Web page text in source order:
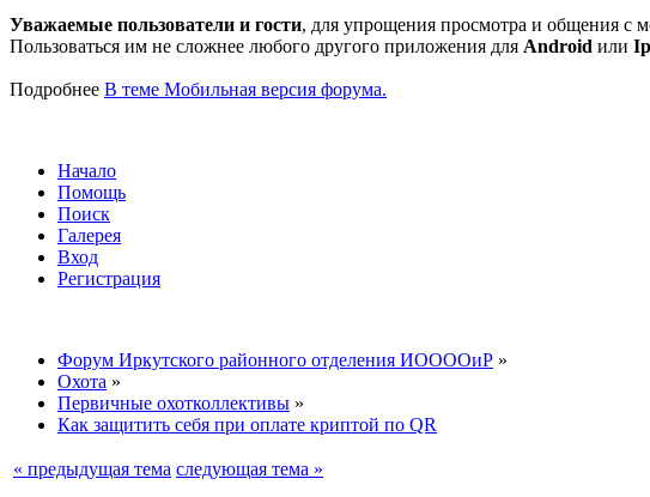
Уважаемые пользователи и гости, для упрощения просмотра и общения с
Пользоваться им не сложнее любого другого приложения для Android или
Подробнее В теме Мобильная версия форума.
Начало
Помощь
Поиск
Галерея
Вход
Регистрация
Форум Иркутского районного отделения ИООООиР »
Охота »
Первичные охотколлективы »
Как защитить себя при оплате криптой по QR
« предыдущая тема следующая тема »